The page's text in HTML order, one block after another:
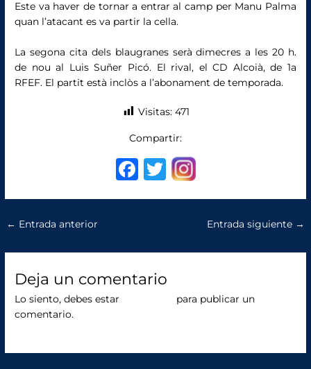
Este va haver de tornar a entrar al camp per Manu Palma
quan l’atacant es va partir la cella.
La segona cita dels blaugranes serà dimecres a les 20 h.
de nou al Luis Suñer Picó. El rival, el CD Alcoià, de 1a
RFEF. El partit està inclòs a l’abonament de temporada.
Visitas: 471
Compartir:
F
b
o
T
r
← Entrada anterior Entrada siguiente →
Deja un comentario
Lo siento, debes estar
para publicar un
comentario.